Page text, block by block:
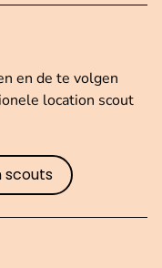
en de te volgen
location scout
scouts